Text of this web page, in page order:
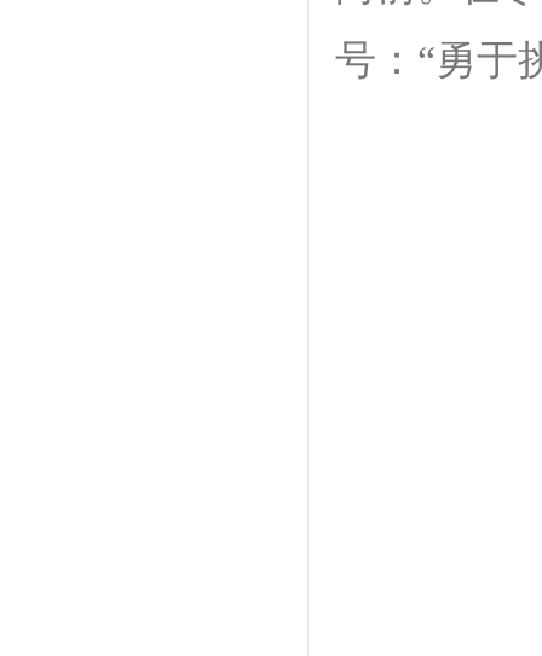
号：“勇于